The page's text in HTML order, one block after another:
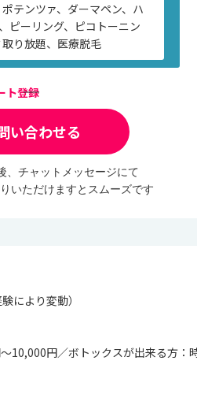
テンツァ、ダーマペン、ハ
ピーリング、ピコトーニン
り放題、医療脱毛
ト登録
い合わせる
チャットメッセージにて
いただけますとスムーズです
により変動）
10,000円／ボトックスが出来る方：